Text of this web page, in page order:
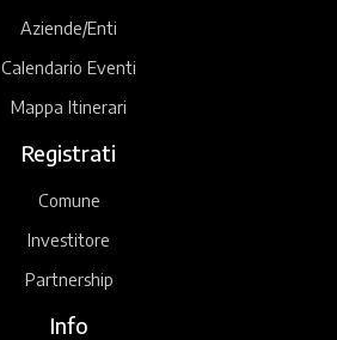
Aziende/Enti
Calendario Eventi
Mappa Itinerari
Registrati
Comune
Investitore
Partnership
Info